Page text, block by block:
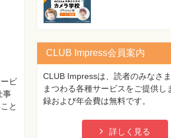
ビ
事
と
CLUB Impress会員案内
CLUB Impressは、読者のみなさ
まつわる各種サービスをご提供し
録および年会費は無料です。
詳しく見る